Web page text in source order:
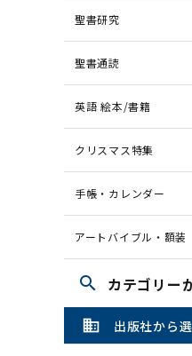
聖書研究
聖書通読
英語 絵本/書籍
クリスマス特集
手帳・カレンダー
アートバイブル・額装
search カテゴリー
domain 出版社から